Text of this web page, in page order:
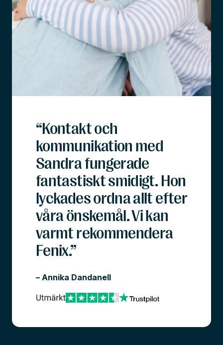
“Kontakt och
kommunikation med
Sandra fungerade
fantastiskt smidigt. Hon
lyckades ordna allt efter
våra önskemål. Vi kan
varmt rekommendera
Fenix.”
– Annika Dandanell